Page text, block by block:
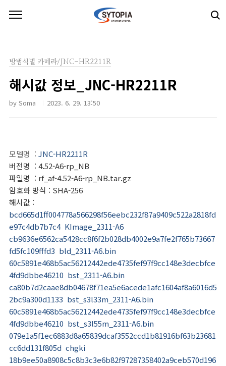
방범식별 카메라/JNC-HR2211R
해시값 정보_JNC-HR2211R
by Soma 2023. 6. 29. 13:50
모델명 : JNC-HR2211R
버전명 : 4.52-A6-rp_NB
파일명 : rf_af-4.52-A6-rp_NB.tar.gz
암호화 방식 : SHA-256
해시값 :
bcd665d1ff004778a566298f56eebc232f87a9409c522a2818fd
e97c4db7b7c4 KImage_2311-A6
cb9636e6562ca5428cc8f6f2b028db4002e9a7fe2f765b73667
fd5fc109fffd3 bld_2311-A6.bin
60c5891e468b5ac56212442ede4735fef97f9cc148e3decbfce
4fd9dbbe46210 bst_2311-A6.bin
ca80b7d2caae8db04678f71ea5e6acede1afc1604af8a6016d5
2bc9a300d1133 bst_s3l33m_2311-A6.bin
60c5891e468b5ac56212442ede4735fef97f9cc148e3decbfce
4fd9dbbe46210 bst_s3l55m_2311-A6.bin
079e1a5f1ec6883d8a65839dcaf3552ccd1b81916bf63b23681
cc6dd131f805d chgki
18b9ee50a8908c5c8b3c3e6b82f97287358402a9ceb570d196